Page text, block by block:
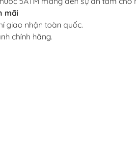
mãi
giao nhận toàn quốc.
chính hãng.